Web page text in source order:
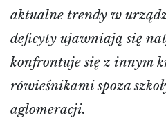
aktualne trendy w
deficyty ujawniają się
konfrontuje się z innym
rówieśnikami spoza
aglomeracji.